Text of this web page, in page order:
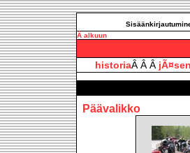
Â alkuun
historiaÂ Â Â
Päävalikko